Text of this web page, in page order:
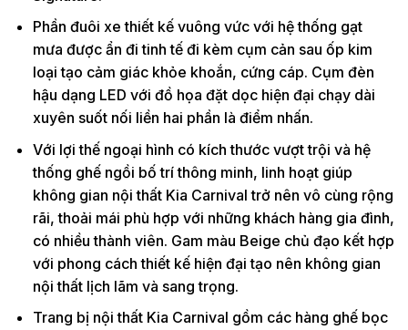
Phần đuôi xe thiết kế vuông vức với hệ thống gạt
mưa được ẩn đi tinh tế đi kèm cụm cản sau ốp kim
loại tạo cảm giác khỏe khoắn, cứng cáp. Cụm đèn
hậu dạng LED với đồ họa đặt dọc hiện đại chạy dài
xuyên suốt nối liền hai phần là điểm nhấn.
Với lợi thế ngoại hình có kích thước vượt trội và hệ
thống ghế ngồi bố trí thông minh, linh hoạt giúp
không gian nội thất Kia Carnival trở nên vô cùng rộng
rãi, thoải mái phù hợp với những khách hàng gia đình,
có nhiều thành viên. Gam màu Beige chủ đạo kết hợp
với phong cách thiết kế hiện đại tạo nên không gian
nội thất lịch lãm và sang trọng.
Trang bị nội thất Kia Carnival gồm các hàng ghế bọc